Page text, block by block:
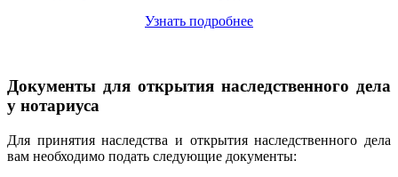
Узнать подробнее
Документы для открытия наследственного дела
у нотариуса
Для принятия наследства и открытия наследственного дела
вам необходимо подать следующие документы: